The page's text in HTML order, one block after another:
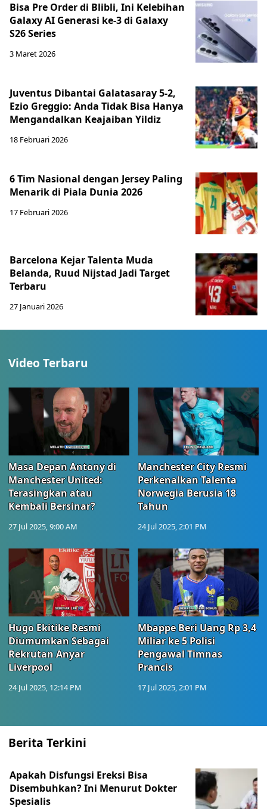
Bisa Pre Order di Blibli, Ini Kelebihan
Galaxy AI Generasi ke-3 di Galaxy
S26 Series
3 Maret 2026
Juventus Dibantai Galatasaray 5-2,
Ezio Greggio: Anda Tidak Bisa Hanya
Mengandalkan Keajaiban Yildiz
18 Februari 2026
6 Tim Nasional dengan Jersey Paling
Menarik di Piala Dunia 2026
17 Februari 2026
Barcelona Kejar Talenta Muda
Belanda, Ruud Nijstad Jadi Target
Terbaru
27 Januari 2026
Video Terbaru
Masa Depan Antony di
Manchester United:
Terasingkan atau
Kembali Bersinar?
27 Jul 2025, 9:00 AM
Manchester City Resmi
Perkenalkan Talenta
Norwegia Berusia 18
Tahun
24 Jul 2025, 2:01 PM
Hugo Ekitike Resmi
Diumumkan Sebagai
Rekrutan Anyar
Liverpool
24 Jul 2025, 12:14 PM
Mbappe Beri Uang Rp 3,4
Miliar ke 5 Polisi
Pengawal Timnas
Prancis
17 Jul 2025, 2:01 PM
Berita Terkini
Apakah Disfungsi Ereksi Bisa
Disembuhkan? Ini Menurut Dokter
Spesialis